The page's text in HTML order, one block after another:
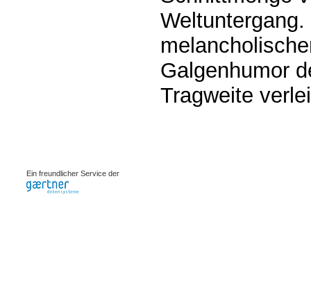
Galgenhumor
Tragweite
Ein freundlicher Service der